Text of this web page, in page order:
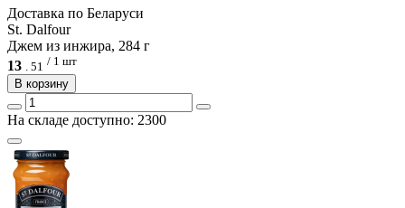
Доcтавка по Беларуси
St. Dalfour
Джем из инжира, 284 г
13 . 51 / 1 шт
В корзину
На складе доступно: 2300